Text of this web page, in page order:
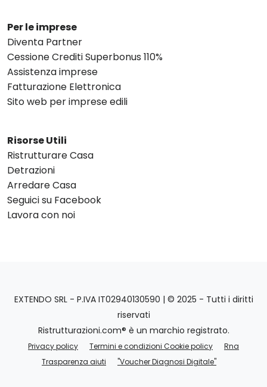
Per le imprese
Diventa Partner
Cessione Crediti Superbonus 110%
Assistenza imprese
Fatturazione Elettronica
Sito web per imprese edili
Risorse Utili
Ristrutturare Casa
Detrazioni
Arredare Casa
Seguici su Facebook
Lavora con noi
EXTENDO SRL - P.IVA IT02940130590 | © 2025 - Tutti i diritti
riservati
Ristrutturazioni.com® è un marchio registrato.
Privacy policy Termini e condizioni Cookie policy
Rna
Trasparenza aiuti
"Voucher Diagnosi Digitale"